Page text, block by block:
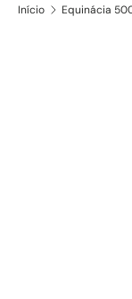
Início Equinácia